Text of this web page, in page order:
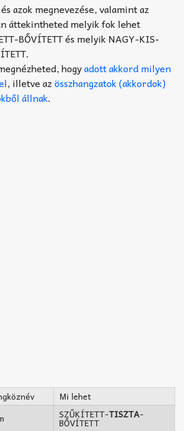
azok megnevezése, valamint az
áttekintheted melyik fok lehet
BŐVÍTETT és melyik NAGY-KIS-
hogyadott akkord milyen
, illetve azösszhangzatok (akkordok)
állnak.
Mi lehet
SZŰKÍTETT-TISZTA-
BŐVÍTETT